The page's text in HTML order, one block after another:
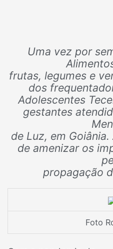
Uma vez por
frutas, legumes e
dos
Adolescentes
gestantes
de Luz, em
de amenizar os
propagação
Foto